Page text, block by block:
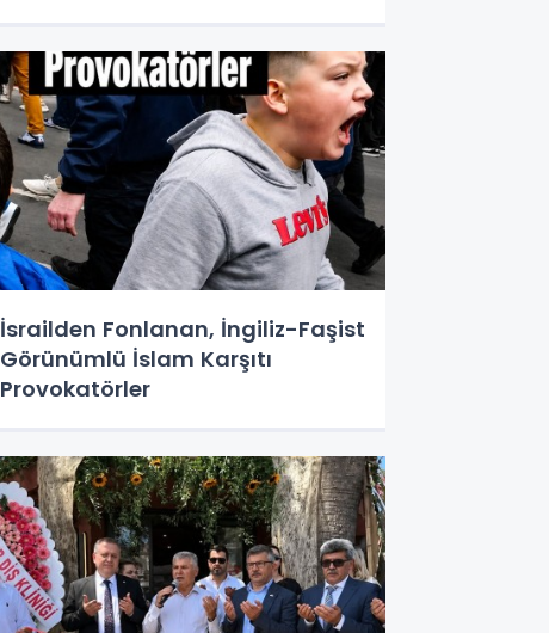
İsrailden Fonlanan, İngiliz-Faşist
Görünümlü İslam Karşıtı
Provokatörler